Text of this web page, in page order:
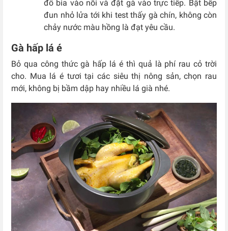
đổ bia vào nồi và đặt gà vào trực tiếp. Bật bếp
đun nhỏ lửa tới khi test thấy gà chín, không còn
chảy nước màu hồng là đạt yêu cầu.
Gà hấp lá é
Bỏ qua công thức gà hấp lá é thì quả là phí rau cỏ trời
cho. Mua lá é tươi tại các siêu thị nông sản, chọn rau
mới, không bị bầm dập hay nhiều lá già nhé.